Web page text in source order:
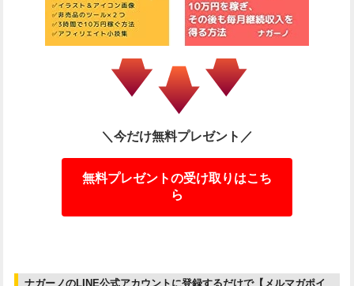
＼今だけ無料プレゼント／
無料プレゼントの受け取りはこち
ら
ナガーノのLINE公式アカウントに登録するだけで【メルマガポイ